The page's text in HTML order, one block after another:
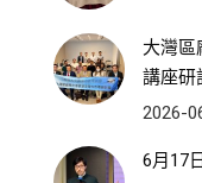
大灣區
講座研
2026-
6月17